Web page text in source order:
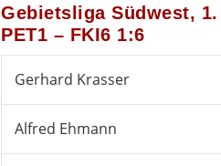
Gebietsliga Südwest,
PET1 – FKI6 1:6
Gerhard Krasser
Alfred Ehmann